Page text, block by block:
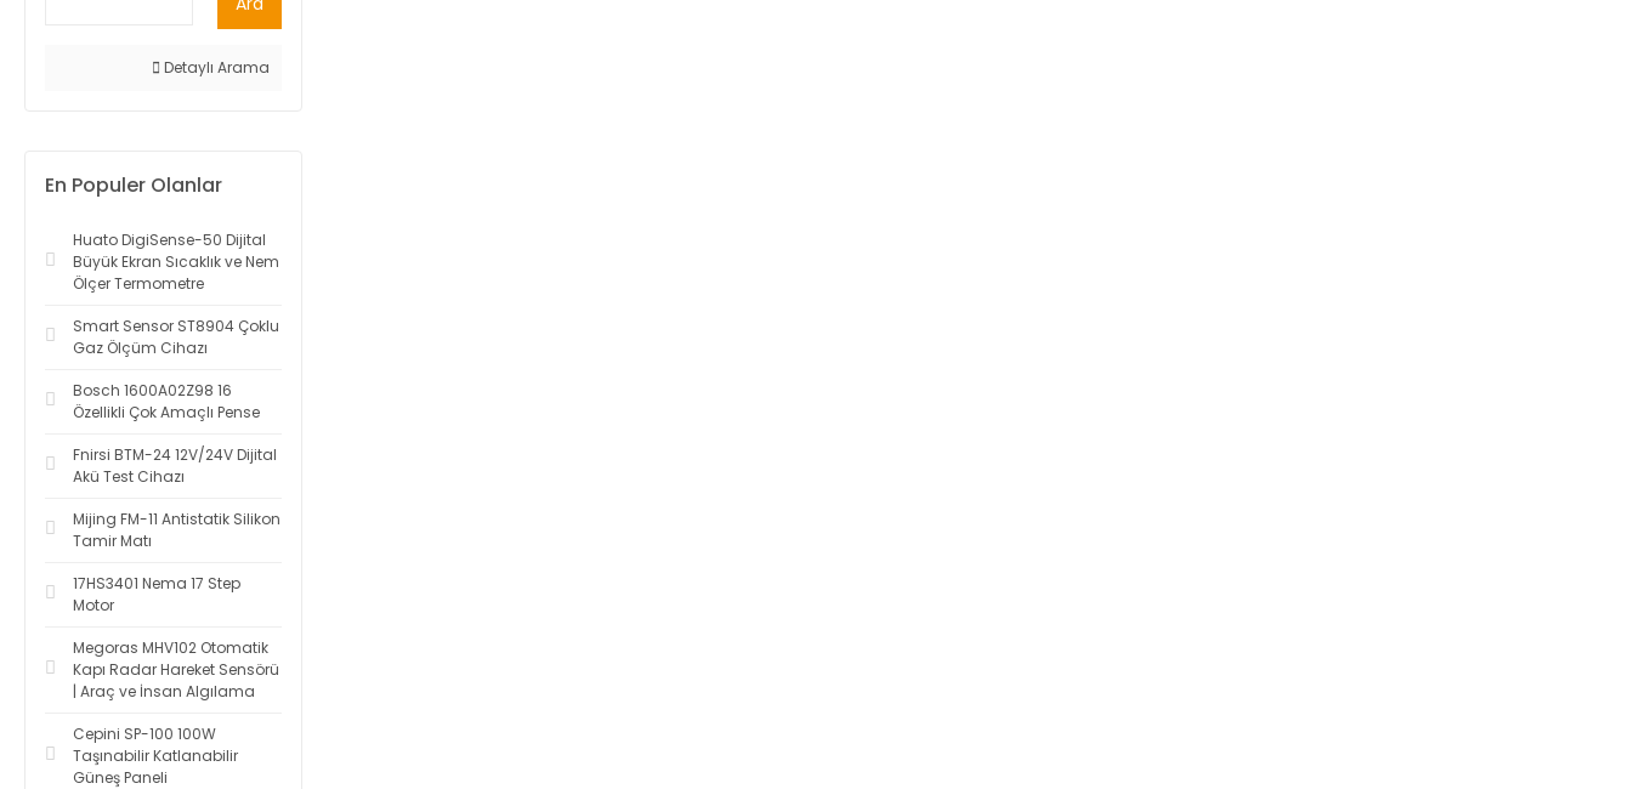
Detaylı Arama
En Populer Olanlar
Huato DigiSense-50 Dijital
Büyük Ekran Sıcaklık ve Nem
Ölçer Termometre
Smart Sensor ST8904 Çoklu
Gaz Ölçüm Cihazı
Bosch 1600A02Z98 16
Özellikli Çok Amaçlı Pense
Fnirsi BTM-24 12V/24V Dijital
Akü Test Cihazı
Mijing FM-11 Antistatik Silikon
Tamir Matı
17HS3401 Nema 17 Step
Motor
Megoras MHV102 Otomatik
Kapı Radar Hareket Sensörü
| Araç ve İnsan Algılama
Cepini SP-100 100W
Taşınabilir Katlanabilir
Güneş Paneli